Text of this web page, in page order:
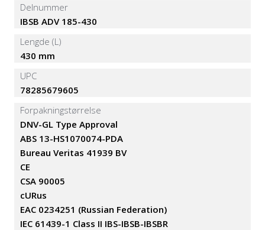
Delnummer
IBSB ADV 185-430
Lengde (L)
430 mm
UPC
78285679605
Forpakningstørrelse
DNV-GL Type Approval
ABS 13-HS1070074-PDA
Bureau Veritas 41939 BV
CE
CSA 90005
cURus
EAC 0234251 (Russian Federation)
IEC 61439-1 Class II IBS-IBSB-IBSBR